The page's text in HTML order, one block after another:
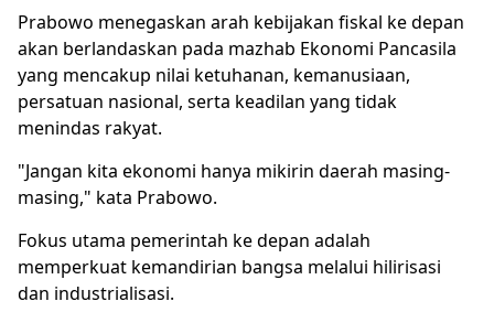
Prabowo menegaskan arah kebijakan fiskal ke depan
akan berlandaskan pada mazhab Ekonomi Pancasila
yang mencakup nilai ketuhanan, kemanusiaan,
persatuan nasional, serta keadilan yang tidak
menindas rakyat.
"Jangan kita ekonomi hanya mikirin daerah masing-
masing," kata Prabowo.
Fokus utama pemerintah ke depan adalah
memperkuat kemandirian bangsa melalui hilirisasi
dan industrialisasi.